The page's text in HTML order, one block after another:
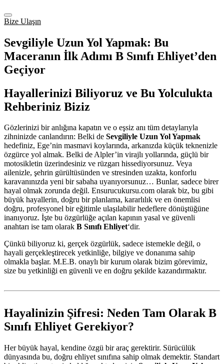
Bize Ulaşın
Sevgiliyle Uzun Yol Yapmak: Bu
Maceranın İlk Adımı B Sınıfı Ehliyet’den
Geçiyor
Hayallerinizi Biliyoruz ve Bu Yolculukta
Rehberiniz Biziz
Gözlerinizi bir anlığına kapatın ve o eşsiz anı tüm detaylarıyla
zihninizde canlandırın: Belki de Sevgiliyle Uzun Yol Yapmak
hedefiniz, Ege’nin masmavi koylarında, arkanızda küçük teknenizle
özgürce yol almak. Belki de Alpler’in virajlı yollarında, güçlü bir
motosikletin üzerindesiniz ve rüzgarı hissediyorsunuz. Veya
ailenizle, şehrin gürültüsünden ve stresinden uzakta, konforlu
karavanınızda yeni bir sabaha uyanıyorsunuz… Bunlar, sadece birer
hayal olmak zorunda değil. Ensurucukursu.com olarak biz, bu gibi
büyük hayallerin, doğru bir planlama, kararlılık ve en önemlisi
doğru, profesyonel bir eğitimle ulaşılabilir hedeflere dönüştüğüne
inanıyoruz. İşte bu özgürlüğe açılan kapının yasal ve güvenli
anahtarı ise tam olarak B Sınıfı Ehliyet‘dir.
Çünkü biliyoruz ki, gerçek özgürlük, sadece istemekle değil, o
hayali gerçekleştirecek yetkinliğe, bilgiye ve donanıma sahip
olmakla başlar. M.E.B. onaylı bir kurum olarak bizim görevimiz,
size bu yetkinliği en güvenli ve en doğru şekilde kazandırmaktır.
Hayalinizin Şifresi: Neden Tam Olarak B
Sınıfı Ehliyet Gerekiyor?
Her büyük hayal, kendine özgü bir araç gerektirir. Sürücülük
dünyasında bu, doğru ehliyet sınıfına sahip olmak demektir. Standart